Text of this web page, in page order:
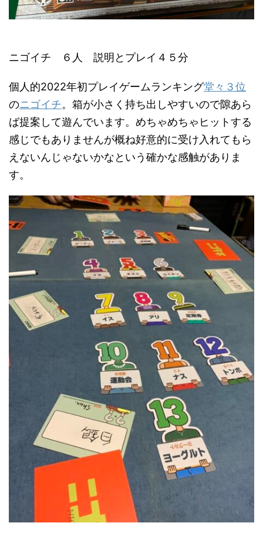
ニゴイチ ６人 説明とプレイ４５分
個人的2022年初プレイゲームランキング堂々３位
のニゴイチ。箱が小さく持ち出しやすいので隙あら
ば提案して遊んでいます。めちゃめちゃヒットする
感じでもありませんが概ね好意的に受け入れてもら
えないんじゃないかなという確かな感触がありま
す。